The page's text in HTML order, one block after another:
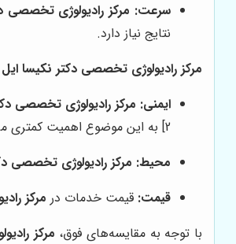
سرعت: مرکز رادیولوژی تخصصی
نتایج نیاز دارد.
مرکز رادیولوژی تخصصی دکتر نکیسا ایل
ایمنی: مرکز رادیولوژی تخصصی
2] به این موضوع اهمیت کمتری می‌دهد.
محیط: مرکز رادیولوژی تخصصی
قیمت: قیمت خدمات در مرکز
با توجه به مقایسه‌های فوق، مرکز